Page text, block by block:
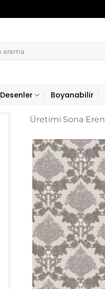
Desenler Boyanabilir
Üretimi Sona Eren